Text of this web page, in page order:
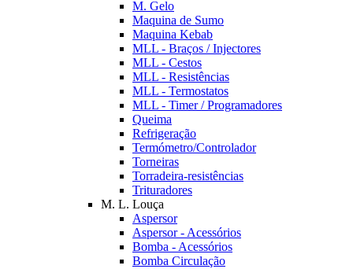
M. Gelo
Maquina de Sumo
Maquina Kebab
MLL - Braços / Injectores
MLL - Cestos
MLL - Resistências
MLL - Termostatos
MLL - Timer / Programadores
Queima
Refrigeração
Termómetro/Controlador
Torneiras
Torradeira-resistências
Trituradores
M. L. Louça
Aspersor
Aspersor - Acessórios
Bomba - Acessórios
Bomba Circulação